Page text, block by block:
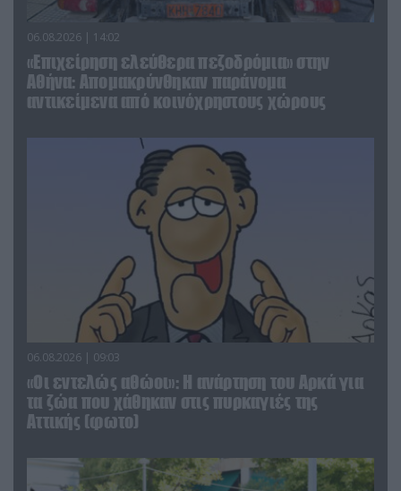
06.08.2026 | 14:02
«Επιχείρηση ελεύθερα πεζοδρόμια» στην
Αθήνα: Απομακρύνθηκαν παράνομα
αντικείμενα από κοινόχρηστους χώρους
06.08.2026 | 09:03
«Οι εντελώς αθώοι»: Η ανάρτηση του Αρκά για
τα ζώα που χάθηκαν στις πυρκαγιές της
Αττικής (φωτο)